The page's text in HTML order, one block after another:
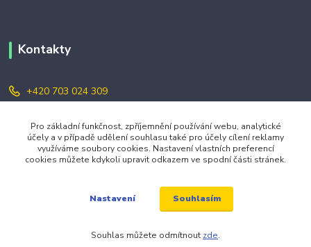
Kontakty
+420 703 024 309
objednavky@zavazuj.cz
Pro základní funkčnost, zpříjemnění používání webu, analytické
účely a v případě udělení souhlasu také pro účely cílení reklamy
využíváme soubory cookies. Nastavení vlastních preferencí
cookies můžete kdykoli upravit odkazem ve spodní části stránek.
Nastavení Souhlasím
Souhlas můžete odmítnout zde.